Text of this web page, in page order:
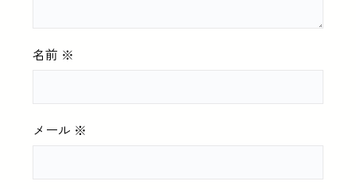
名前 ※
メール ※